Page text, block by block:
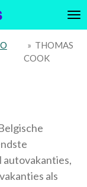
» THOMAS
COOK
autovakanties,
als